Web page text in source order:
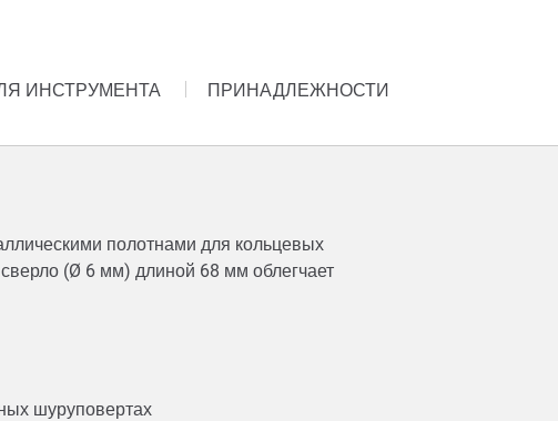
ИНСТРУМЕНТА
ПРИНАДЛЕЖНОСТИ
полотнами для кольцевых
(Ø 6 мм) длиной 68 мм облегчает
шуруповертах